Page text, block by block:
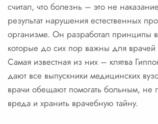
считал, что болезнь – это не
результат нарушения естественных
организме. Он разработал принципы
которые до сих пор важны для врачей
Самая известная из них – клятва
дают все выпускники медицинских
врачи обещают помогать больным, не
вреда и хранить врачебную тайну.